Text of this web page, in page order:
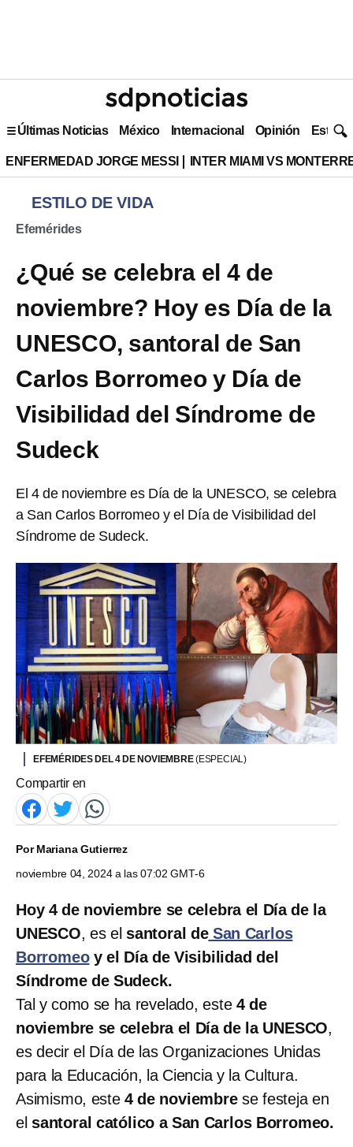
Últimas Noticias México Internacional Opinión Estilo
ENFERMEDAD JORGE MESSI INTER MIAMI VS
ESTILO DE VIDA
Efemérides
¿Qué se celebra el 4 de
noviembre? Hoy es Día de la
UNESCO, santoral de San
Carlos Borromeo y Día de
Visibilidad del Síndrome de
Sudeck
El 4 de noviembre es Día de la UNESCO, se celebra
a San Carlos Borromeo y el Día de Visibilidad del
Síndrome de Sudeck.
EFEMÉRIDES DEL 4 DE NOVIEMBRE(ESPECIAL)
Compartir en
PorMariana Gutierrez
noviembre 04, 2024 a las 07:02 GMT-6
Hoy 4 de noviembre se celebra el Día de la
UNESCO, es el santoral deSan Carlos
Borromeoy el Día de Visibilidad del
Síndrome de Sudeck.
Tal y como se ha revelado, este 4 de
noviembre se celebra el Día de la UNESCO,
es decir el Día de las Organizaciones Unidas
para la Educación, la Ciencia y la Cultura.
Asimismo, este4 de noviembrese festeja en
el santoral católico a San Carlos Borromeo.